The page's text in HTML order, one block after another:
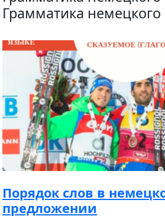
Грамматика немецкого
Порядок слов в
предложении